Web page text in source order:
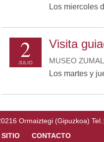
Los miercoles
2
JULIO
Visita
MUSEO
Los martes y
Ormaiztegi (Gipuzkoa)
SITIO CONTACTO